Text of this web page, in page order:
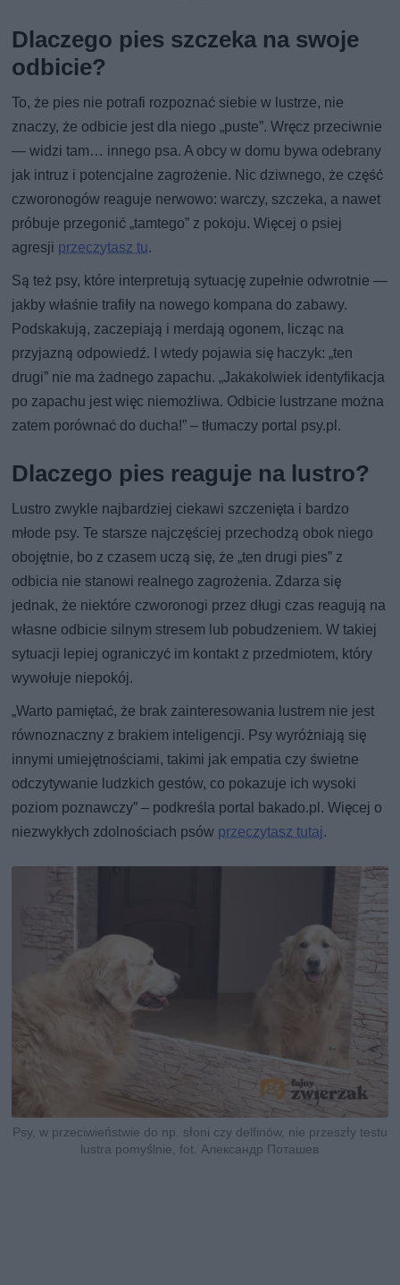
Dlaczego pies szczeka na swoje
odbicie?
To, że pies nie potrafi rozpoznać siebie w lustrze, nie
znaczy, że odbicie jest dla niego „puste”. Wręcz przeciwnie
— widzi tam… innego psa. A obcy w domu bywa odebrany
jak intruz i potencjalne zagrożenie. Nic dziwnego, że część
czworonogów reaguje nerwowo: warczy, szczeka, a nawet
próbuje przegonić „tamtego” z pokoju. Więcej o psiej
agresji przeczytasz tu.
Są też psy, które interpretują sytuację zupełnie odwrotnie —
jakby właśnie trafiły na nowego kompana do zabawy.
Podskakują, zaczepiają i merdają ogonem, licząc na
przyjazną odpowiedź. I wtedy pojawia się haczyk: „ten
drugi” nie ma żadnego zapachu. „Jakakolwiek identyfikacja
po zapachu jest więc niemożliwa. Odbicie lustrzane można
zatem porównać do ducha!” – tłumaczy portal psy.pl.
Dlaczego pies reaguje na lustro?
Lustro zwykle najbardziej ciekawi szczenięta i bardzo
młode psy. Te starsze najczęściej przechodzą obok niego
obojętnie, bo z czasem uczą się, że „ten drugi pies” z
odbicia nie stanowi realnego zagrożenia. Zdarza się
jednak, że niektóre czworonogi przez długi czas reagują na
własne odbicie silnym stresem lub pobudzeniem. W takiej
sytuacji lepiej ograniczyć im kontakt z przedmiotem, który
wywołuje niepokój.
„Warto pamiętać, że brak zainteresowania lustrem nie jest
równoznaczny z brakiem inteligencji. Psy wyróżniają się
innymi umiejętnościami, takimi jak empatia czy świetne
odczytywanie ludzkich gestów, co pokazuje ich wysoki
poziom poznawczy” – podkreśla portal bakado.pl. Więcej o
niezwykłych zdolnościach psów przeczytasz tutaj.
Psy, w przeciwieństwie do np. słoni czy delfinów, nie przeszły testu
lustra pomyślnie, fot. Александр Поташев